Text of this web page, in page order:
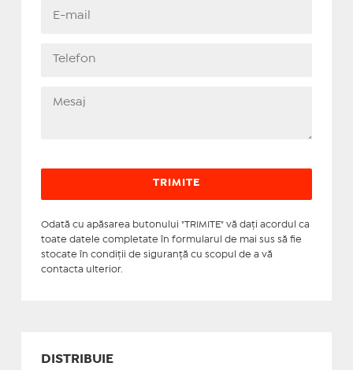
Odată cu apăsarea butonului "TRIMITE" vă daţi acordul ca
toate datele completate în formularul de mai sus să fie
stocate în condiţii de siguranţă cu scopul de a vă
contacta ulterior.
DISTRIBUIE